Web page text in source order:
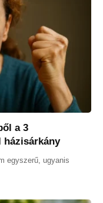
a 3
házisárkány
egyszerű, ugyanis